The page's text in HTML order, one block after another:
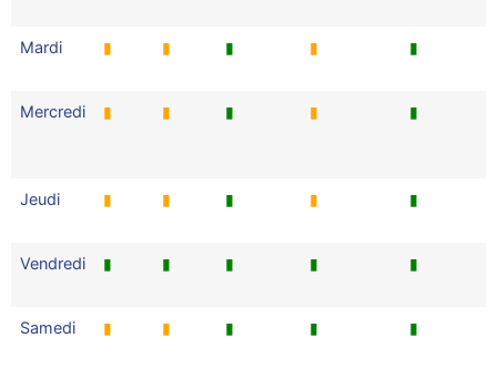
Mardi ▮ ▮ ▮ ▮ ▮
Mercredi ▮ ▮ ▮ ▮ ▮
Jeudi ▮ ▮ ▮ ▮ ▮
Vendredi ▮ ▮ ▮ ▮ ▮
Samedi ▮ ▮ ▮ ▮ ▮